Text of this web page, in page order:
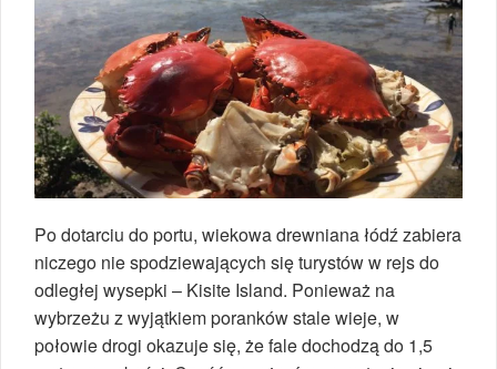
Po dotarciu do portu, wiekowa drewniana łódź zabiera
niczego nie spodziewających się turystów w rejs do
odległej wysepki – Kisite Island. Ponieważ na
wybrzeżu z wyjątkiem poranków stale wieje, w
połowie drogi okazuje się, że fale dochodzą do 1,5